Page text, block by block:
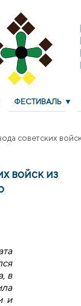
ФЕСТИВАЛЬ
советских
войск из
в
и